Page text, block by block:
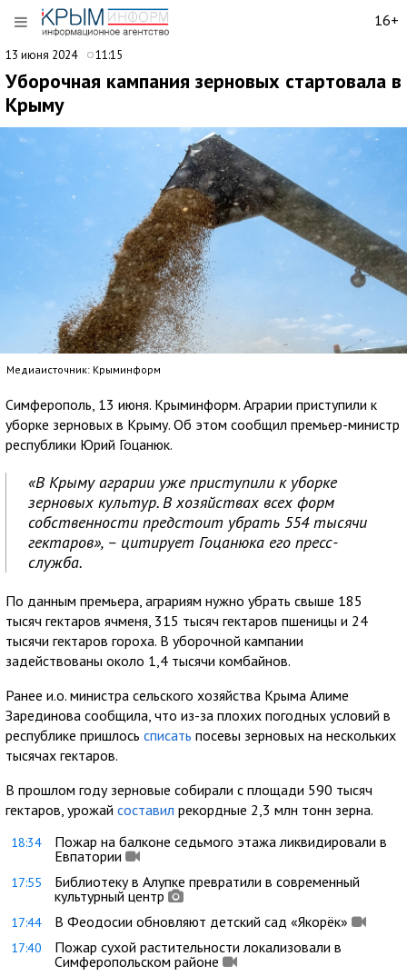
16+
13 июня 2024 11:15
Уборочная кампания зерновых стартовала в
Крыму
Медиаисточник: Крыминформ
Симферополь, 13 июня. Крыминформ. Аграрии приступили к
уборке зерновых в Крыму. Об этом сообщил премьер-министр
республики Юрий Гоцанюк.
«В Крыму аграрии уже приступили к уборке
зерновых культур. В хозяйствах всех форм
собственности предстоит убрать 554 тысячи
гектаров», – цитирует Гоцанюка его пресс-
служба.
По данным премьера, аграриям нужно убрать свыше 185
тысяч гектаров ячменя, 315 тысяч гектаров пшеницы и 24
тысячи гектаров гороха. В уборочной кампании
задействованы около 1,4 тысячи комбайнов.
Ранее и.о. министра сельского хозяйства Крыма Алиме
Зарединова сообщила, что из-за плохих погодных условий в
республике пришлось списать посевы зерновых на нескольких
тысячах гектаров.
В прошлом году зерновые собирали с площади 590 тысяч
гектаров, урожай составил рекордные 2,3 млн тонн зерна.
18:34
Пожар на балконе седьмого этажа ликвидировали в
Евпатории
17:55
Библиотеку в Алупке превратили в современный
культурный центр
17:44 В Феодосии обновляют детский сад «Якорёк»
17:40
Пожар сухой растительности локализовали в
Симферопольском районе